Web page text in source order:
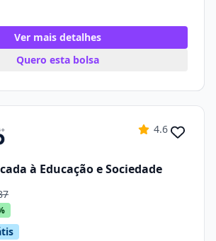
Ver mais detalhes
Quero esta bolsa
4.6
à Educação e Sociedade